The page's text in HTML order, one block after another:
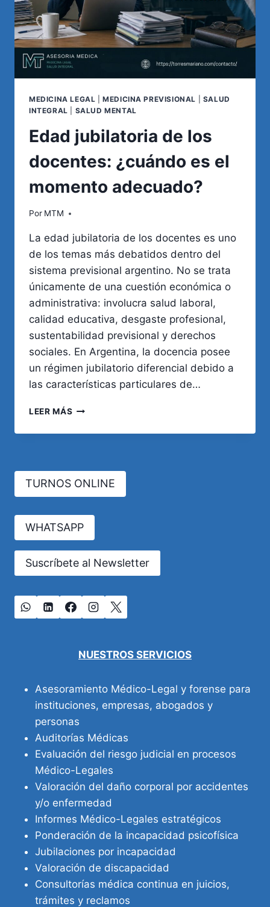
MEDICINA LEGAL |MEDICINA PREVISIONAL
SALUD
INTEGRAL
SALUD MENTAL
Edad jubilatoria de los
docentes: ¿cuándo es el
momento adecuado?
Por MTM
La edad jubilatoria de los docentes es uno
de los temas más debatidos dentro del
sistema previsional argentino. No se trata
únicamente de una cuestión económica o
administrativa: involucra salud laboral,
calidad educativa, desgaste profesional,
sustentabilidad previsional y derechos
sociales. En Argentina, la docencia posee
un régimen jubilatorio diferencial debido a
las características particulares de…
LEER MÁS EDAD
DE
¿CUÁNDO
ES
EL
ADECUADO?
TURNOS ONLINE
WHATSAPP
Suscríbete al Newsletter
NUESTROS SERVICIOS
Asesoramiento Médico-Legal y forense para
instituciones, empresas, abogados y
personas
Auditorías Médicas
Evaluación del riesgo judicial en procesos
Médico-Legales
Valoración del daño corporal por accidentes
y/o enfermedad
Informes Médico-Legales estratégicos
Ponderación de la incapacidad psicofísica
Jubilaciones por incapacidad
Valoración de discapacidad
Consultorías médica continua en juicios,
trámites y reclamos